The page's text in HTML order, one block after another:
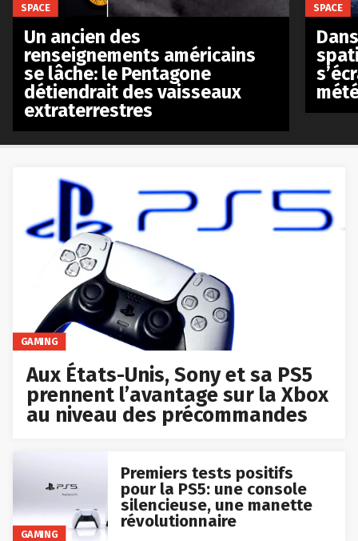
GAMING
Aux États-Unis, Sony et sa PS5
prennent l’avantage sur la Xbox
au niveau des précommandes
GAMING
Premiers tests positifs
pour la PS5: une console
silencieuse, une manette
révolutionnaire
SPACE
Un ancien des
renseignements américains
se lâche: le Pentagone
détiendrait des vaisseaux
extraterrestres
SPACE